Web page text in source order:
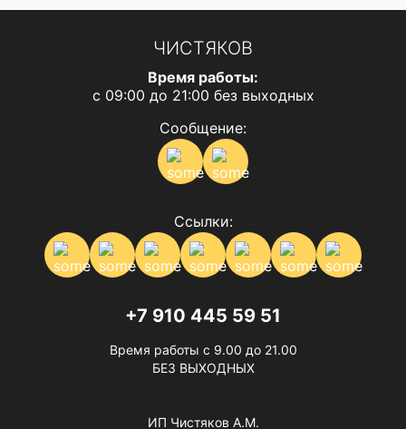
ЧИСТЯКОВ
Время работы:
с 09:00 до 21:00 без выходных
Сообщение:
Ссылки:
+7 910 445 59 51
Время работы с 9.00 до 21.00
БЕЗ ВЫХОДНЫХ
ИП Чистяков А.М.